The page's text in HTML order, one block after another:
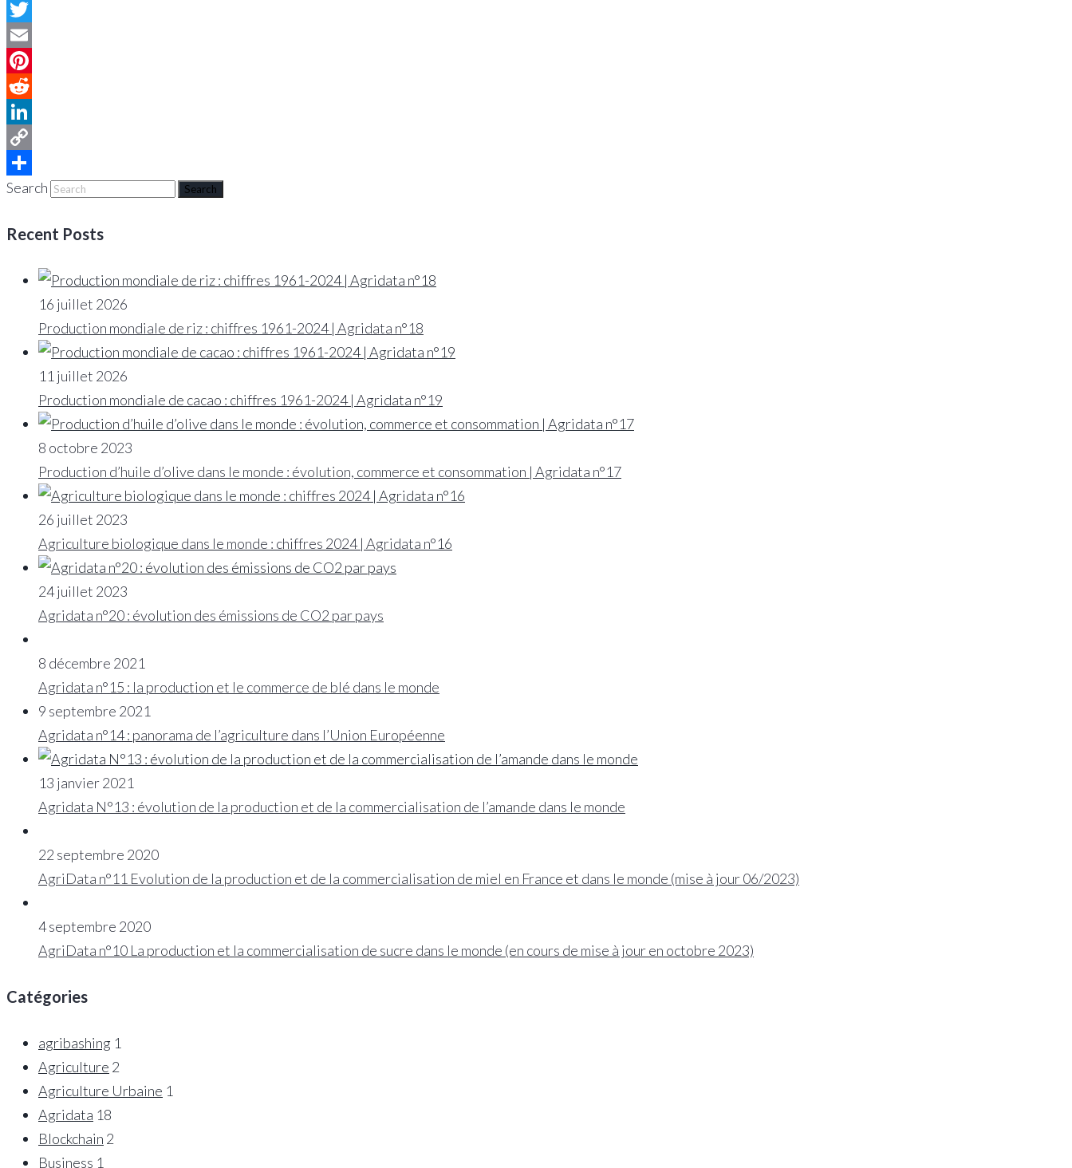
Facebook
Twitter
Email
Pinterest
Reddit
LinkedIn
Copy
Link
Partager
Search
Recent Posts
16 juillet 2026
Production mondiale de riz : chiffres 1961-2024 | Agridata n°18
11 juillet 2026
Production mondiale de cacao : chiffres 1961-2024 | Agridata n°19
8 octobre 2023
Production d’huile d’olive dans le monde : évolution, commerce et consommation | Agridata n°17
26 juillet 2023
Agriculture biologique dans le monde : chiffres 2024 | Agridata n°16
24 juillet 2023
Agridata n°20 : évolution des émissions de CO2 par pays
8 décembre 2021
Agridata n°15 : la production et le commerce de blé dans le monde
9 septembre 2021
Agridata n°14 : panorama de l’agriculture dans l’Union Européenne
13 janvier 2021
Agridata N°13 : évolution de la production et de la commercialisation de l’amande dans le monde
22 septembre 2020
AgriData n°11 Evolution de la production et de la commercialisation de miel en France et dans le monde (mise à jour 06/2023)
4 septembre 2020
AgriData n°10 La production et la commercialisation de sucre dans le monde (en cours de mise à jour en octobre 2023)
Catégories
agribashing 1
Agriculture 2
Agriculture Urbaine 1
Agridata 18
Blockchain 2
Business 1